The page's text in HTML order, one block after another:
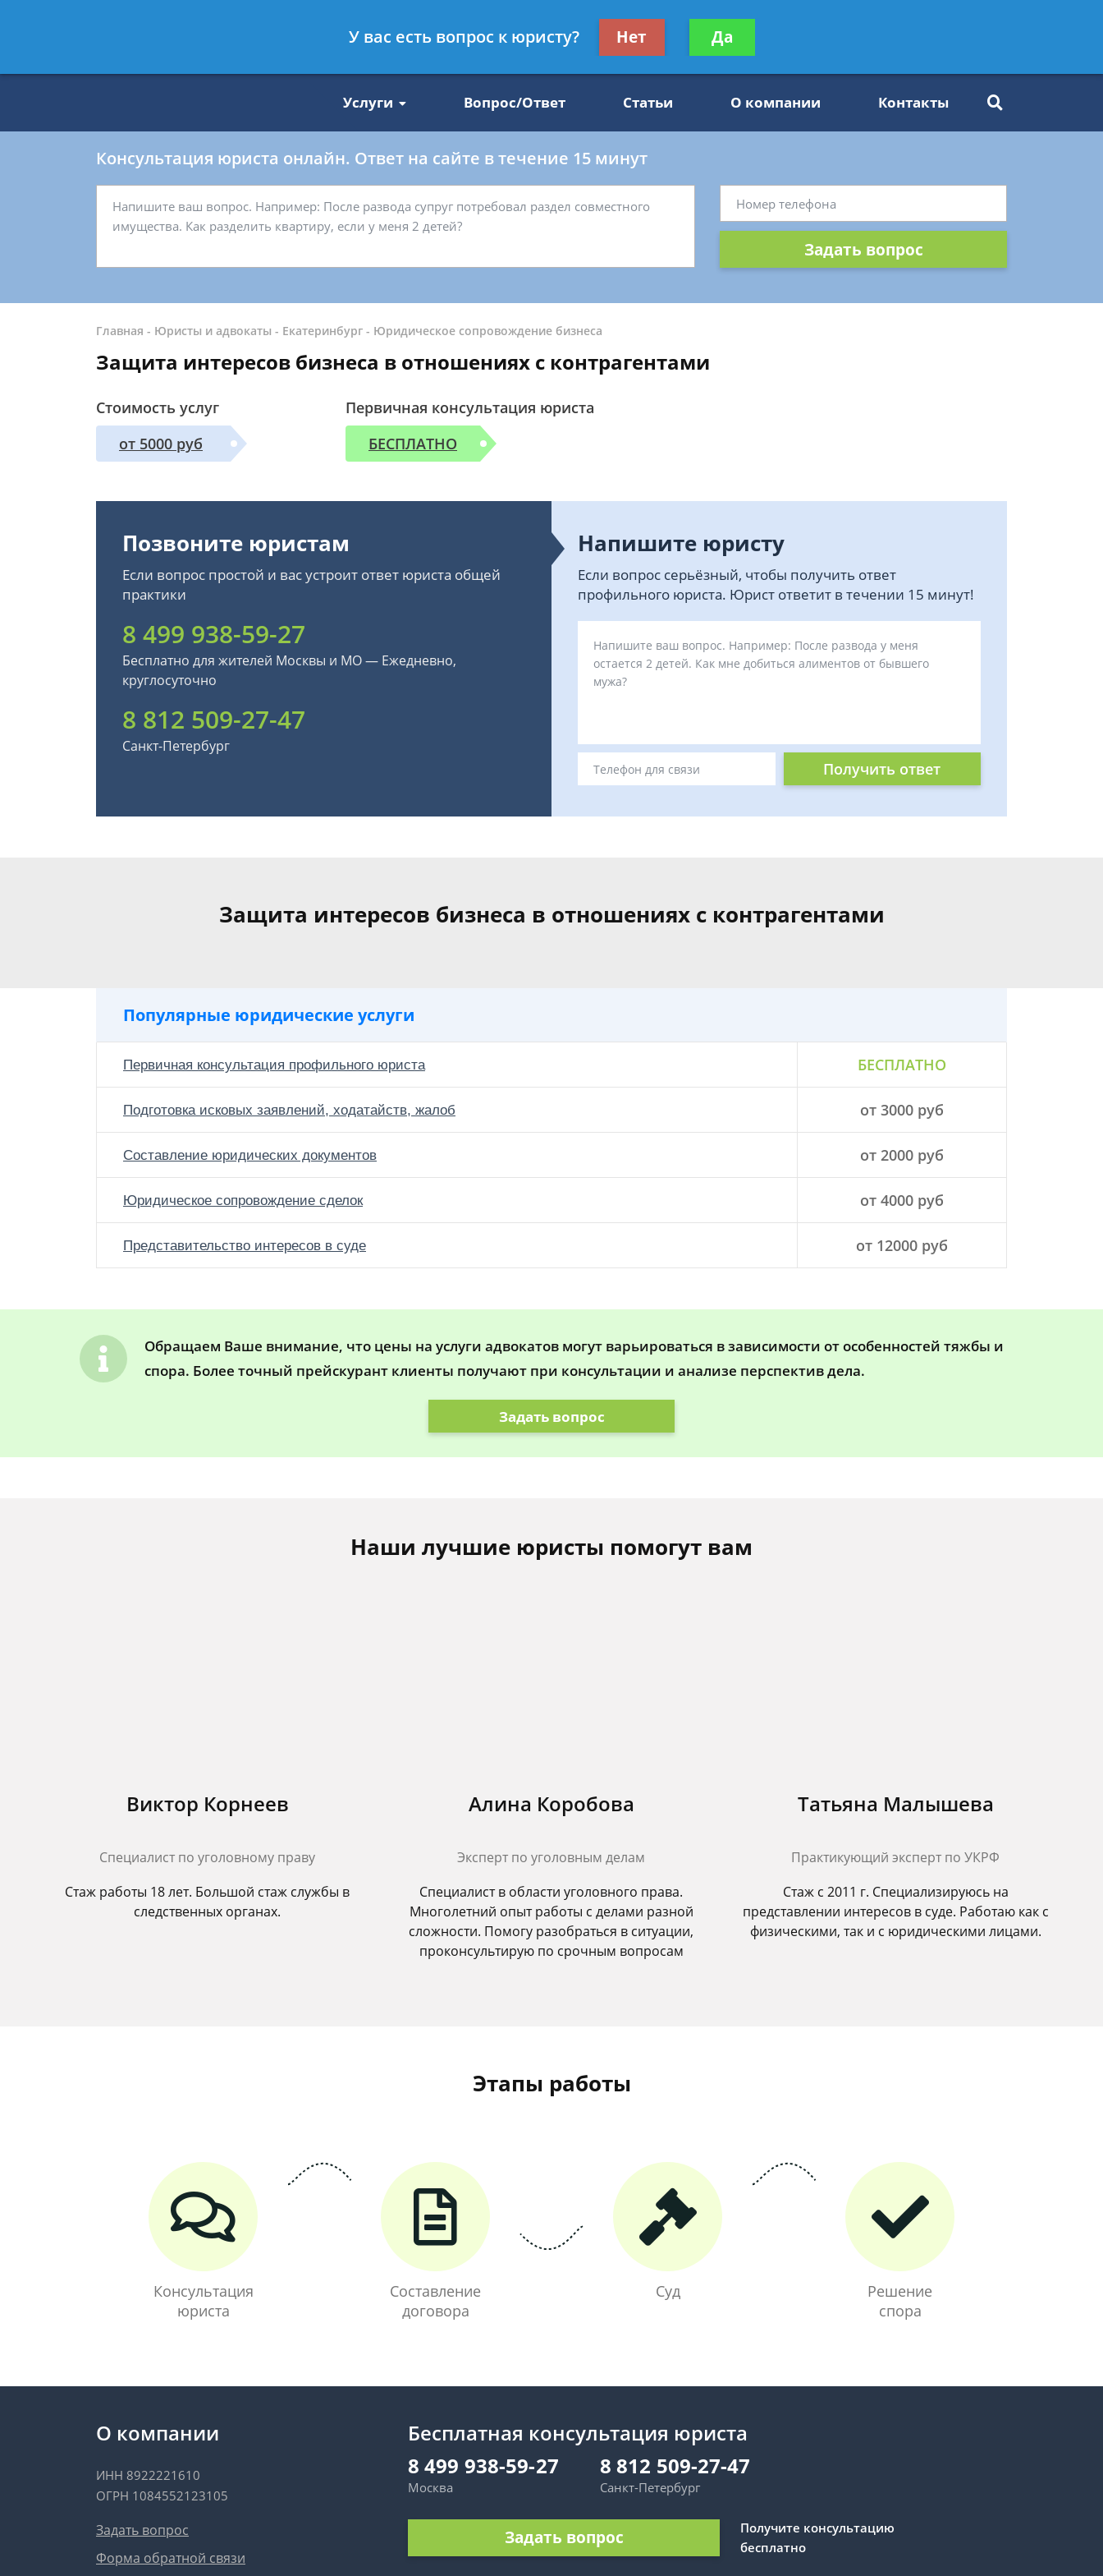
8 812 509-27-47
Получите консультацию
бесплатно
Услуги Вопрос/Ответ Статьи О компании Контакты
Консультация юриста онлайн. Ответ на сайте в течение 15 минут
Задать вопрос
Главная - Юристы и адвокаты - Екатеринбург - Юридическое сопровождение бизнеса
Защита интересов бизнеса в отношениях с контрагентами
Стоимость услуг
от 5000 руб
Первичная консультация юриста
БЕСПЛАТНО
Позвоните юристам
Если вопрос простой и вас устроит ответ юриста общей
практики
8 499 938-59-27
Бесплатно для жителей Москвы и МО — Ежедневно,
круглосуточно
8 812 509-27-47
Санкт-Петербург
Напишите юристу
Если вопрос серьёзный, чтобы получить ответ
профильного юриста. Юрист ответит в течении 15 минут!
Получить ответ
Защита интересов бизнеса в отношениях с контрагентами
Популярные юридические услуги
Первичная консультация профильного юриста БЕСПЛАТНО
Подготовка исковых заявлений, ходатайств, жалоб от 3000 руб
Составление юридических документов от 2000 руб
Юридическое сопровождение сделок от 4000 руб
Представительство интересов в суде от 12000 руб
Обращаем Ваше внимание, что цены на услуги адвокатов могут варьироваться в зависимости от особенностей тяжбы и
спора. Более точный прейскурант клиенты получают при консультации и анализе перспектив дела.
Задать вопрос
Наши лучшие юристы помогут вам
Виктор Корнеев
Cпециалист по уголовному праву
Стаж работы 18 лет. Большой стаж службы в
следственных органах.
Алина Коробова
Эксперт по уголовным делам
Специалист в области уголовного права.
Многолетний опыт работы с делами разной
сложности. Помогу разобраться в ситуации,
проконсультирую по срочным вопросам
Татьяна Малышева
Практикующий эксперт по УКРФ
Стаж с 2011 г. Специализируюсь на
представлении интересов в суде. Работаю как с
физическими, так и с юридическими лицами.
Этапы работы
Консультация
юриста
Составление
договора
Суд
Решение
спора
О компании
ИНН 8922221610
ОГРН 1084552123105
Задать вопрос
Форма обратной связи
Бесплатная консультация юриста
8 499 938-59-27
Москва
8 812 509-27-47
Санкт-Петербург
Задать вопрос
Получите консультацию
бесплатно
У вас есть вопрос к юристу? Нет Да